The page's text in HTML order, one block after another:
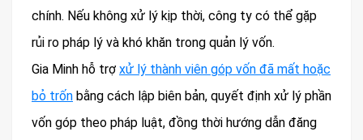
chính. Nếu không xử lý kịp thời, công ty có thể gặp
rủi ro pháp lý và khó khăn trong quản lý vốn.
Gia Minh hỗ trợ xử lý thành viên góp vốn đã mất hoặc
bỏ trốn bằng cách lập biên bản, quyết định xử lý phần
vốn góp theo pháp luật, đồng thời hướng dẫn đăng